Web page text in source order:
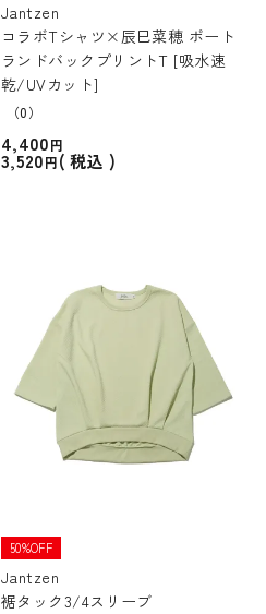
Jantzen
コラボTシャツ×辰巳菜穂 ポート
ランドバックプリントT [吸水速
乾/UVカット]
（0）
4,400
3,520 税込
50%OFF
Jantzen
裾タック3/4スリーブ